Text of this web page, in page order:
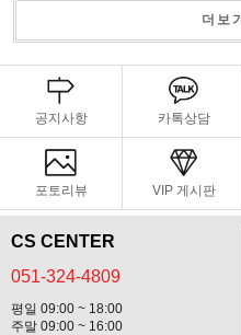
더보기
공지사항 카톡상담
포토리뷰 VIP 게시판
CS CENTER
051-324-4809
평일 09:00 ~ 18:00
주말 09:00 ~ 16:00